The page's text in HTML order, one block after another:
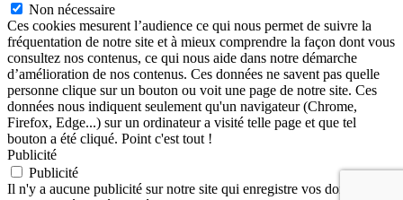
Non nécessaire
Ces cookies mesurent l’audience ce qui nous permet de suivre la
fréquentation de notre site et à mieux comprendre la façon dont vous
consultez nos contenus, ce qui nous aide dans notre démarche
d’amélioration de nos contenus. Ces données ne savent pas quelle
personne clique sur un bouton ou voit une page de notre site. Ces
données nous indiquent seulement qu'un navigateur (Chrome,
Firefox, Edge...) sur un ordinateur a visité telle page et que tel
bouton a été cliqué. Point c'est tout !
Publicité
Publicité
Il n'y a aucune publicité sur notre site qui enregistre vos données.